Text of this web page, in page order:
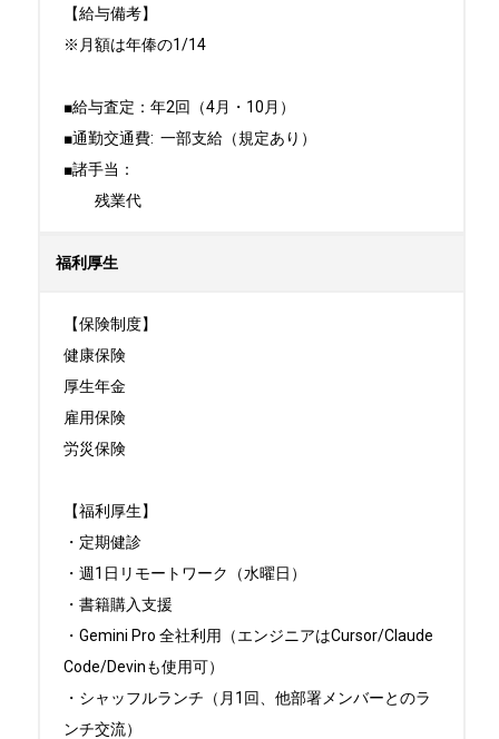
【給与備考】
※月額は年俸の1/14
■給与査定：年2回（4月・10月）
■通勤交通費:  一部支給（規定あり）
■諸手当：
残業代
福利厚生
【保険制度】
健康保険
厚生年金
雇用保険
労災保険
【福利厚生】
・定期健診
・週1日リモートワーク（水曜日）
・書籍購入支援
・Gemini Pro 全社利用（エンジニアはCursor/Claude
Code/Devinも使用可）
・シャッフルランチ（月1回、他部署メンバーとのラ
ンチ交流）